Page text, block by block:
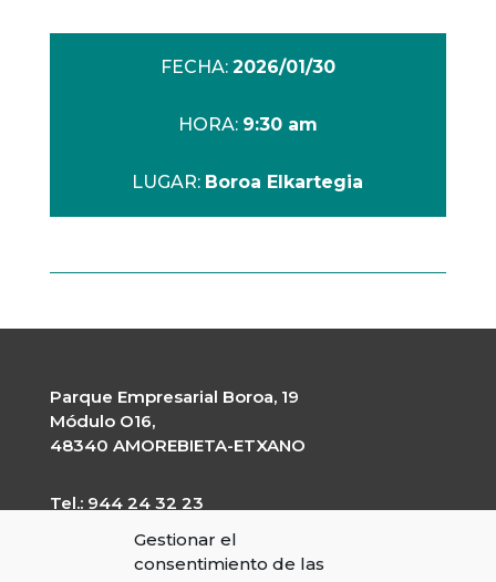
Gestionar el
consentimiento de las
FECHA: 2026/01/30
HORA: 9:30 am
LUGAR: Boroa Elkartegia
Parque Empresarial Boroa, 19
Módulo O16,
48340 AMOREBIETA-ETXANO
Tel.: 944 24 32 23
CIF: G-20227203